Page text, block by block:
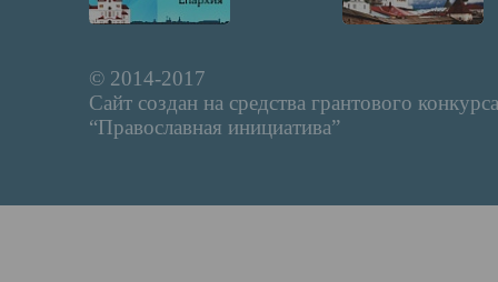
© 2014-2017
Сайт создан на средства грантового конкурса
“Православная инициатива”